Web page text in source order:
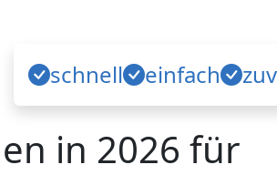
schnell einfach
in 2026 für